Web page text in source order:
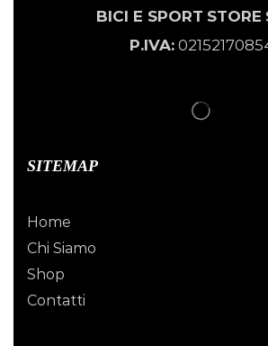
BICI E SPORT STORE
P.IVA:
SITEMAP
Home
Chi Siamo
Shop
Contatti